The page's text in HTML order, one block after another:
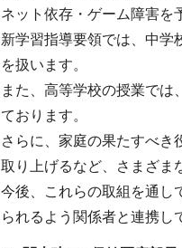
ネット依存・ゲーム障害を
新学習指導要領では、中学
を扱います。
また、高等学校の授業で
ております。
さらに、家庭の果たすべき
取り上げるなど、さまざま
今後、これらの取組を通し
られるよう関係者と連携し